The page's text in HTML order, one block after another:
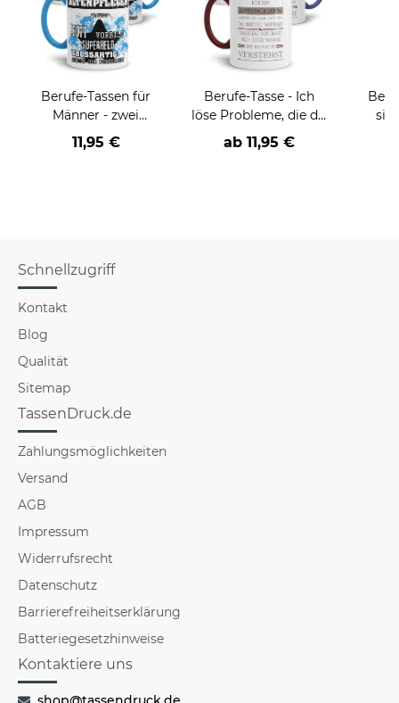
Berufe-Tassen für
Männer - zwei
Farbvarianten
11,95 €
Berufe-Tasse - Ich
löse Probleme, die du
nicht verstehst -
verschiedene Berufe
ab 11,95 €
Schnellzugriff
Kontakt
Blog
Qualität
Sitemap
TassenDruck.de
Zahlungsmöglichkeiten
Versand
AGB
Impressum
Widerrufsrecht
Datenschutz
Barrierefreiheitserklärung
Batteriegesetzhinweise
Kontaktiere uns